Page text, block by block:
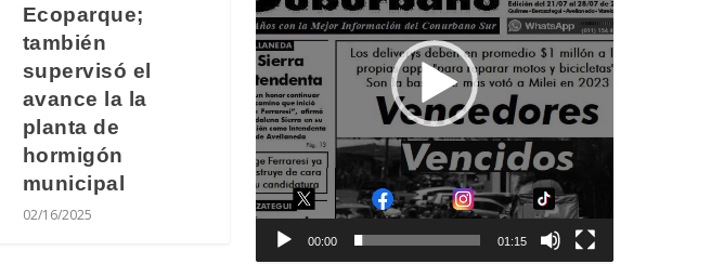
Ecoparque;
también
supervisó el
avance la la
planta de
hormigón
municipal
02/16/2025
00:00 01:15